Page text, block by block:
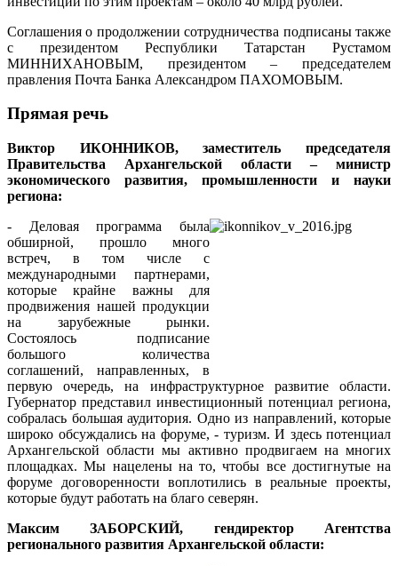
Соглашения о продолжении сотрудничества подписаны также
с президентом Республики Татарстан Рустамом
МИННИХАНОВЫМ, президентом – председателем
правления Почта Банка Александром ПАХОМОВЫМ.
Прямая речь
Виктор ИКОННИКОВ, заместитель председателя
Правительства Архангельской области – министр
экономического развития, промышленности и науки
региона:
- Деловая программа была
обширной, прошло много
встреч, в том числе с
международными партнерами,
которые крайне важны для
продвижения нашей продукции
на зарубежные рынки.
Состоялось подписание
большого количества
соглашений, направленных, в
первую очередь, на инфраструктурное развитие области.
Губернатор представил инвестиционный потенциал региона,
собралась большая аудитория. Одно из направлений, которые
широко обсуждались на форуме, - туризм. И здесь потенциал
Архангельской области мы активно продвигаем на многих
площадках. Мы нацелены на то, чтобы все достигнутые на
форуме договоренности воплотились в реальные проекты,
которые будут работать на благо северян.
Максим ЗАБОРСКИЙ, гендиректор Агентства
регионального развития Архангельской области: